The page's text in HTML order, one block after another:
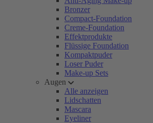
Bronzer
Compact-Foundation
Creme-Foundation
Effektprodukte
Flüssige Foundation
Kompaktpuder
Loser Puder
Make-up Sets
Augen
Alle anzeigen
Lidschatten
Mascara
Eyeliner